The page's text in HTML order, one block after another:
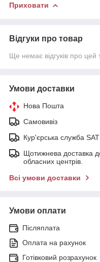
Приховати
Відгуки про товар
Ще немає відгуків про цей
Умови доставки
Нова Пошта
Самовивіз
Кур'єрська служба SAT
Щотижнева доставка
обласних центрів.
Всі умови доставки
Умови оплати
Післяплата
Оплата на рахунок
Готівковий розрахунок